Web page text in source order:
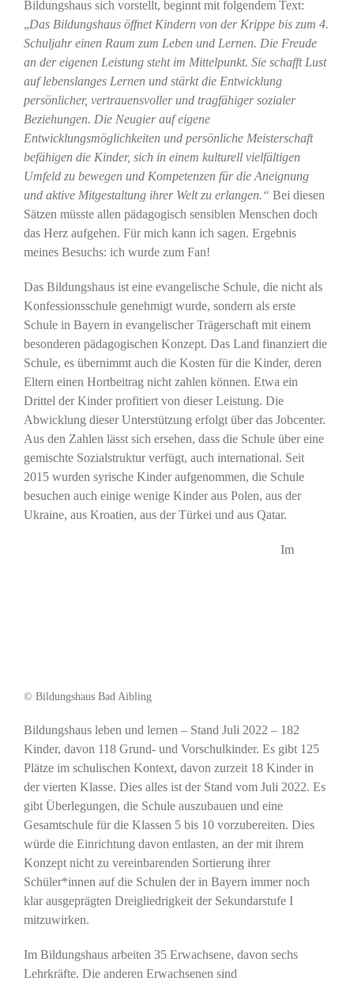
Bildungshaus sich vorstellt, beginnt mit folgendem Text:
„Das Bildungshaus öffnet Kindern von der Krippe bis zum 4.
Schuljahr einen Raum zum Leben und Lernen. Die Freude
an der eigenen Leistung steht im Mittelpunkt. Sie schafft Lust
auf lebenslanges Lernen und stärkt die Entwicklung
persönlicher, vertrauensvoller und tragfähiger sozialer
Beziehungen. Die Neugier auf eigene
Entwicklungsmöglichkeiten und persönliche Meisterschaft
befähigen die Kinder, sich in einem kulturell vielfältigen
Umfeld zu bewegen und Kompetenzen für die Aneignung
und aktive Mitgestaltung ihrer Welt zu erlangen.“ Bei diesen
Sätzen müsste allen pädagogisch sensiblen Menschen doch
das Herz aufgehen. Für mich kann ich sagen. Ergebnis
meines Besuchs: ich wurde zum Fan!
Das Bildungshaus ist eine evangelische Schule, die nicht als
Konfessionsschule genehmigt wurde, sondern als erste
Schule in Bayern in evangelischer Trägerschaft mit einem
besonderen pädagogischen Konzept. Das Land finanziert die
Schule, es übernimmt auch die Kosten für die Kinder, deren
Eltern einen Hortbeitrag nicht zahlen können. Etwa ein
Drittel der Kinder profitiert von dieser Leistung. Die
Abwicklung dieser Unterstützung erfolgt über das Jobcenter.
Aus den Zahlen lässt sich ersehen, dass die Schule über eine
gemischte Sozialstruktur verfügt, auch international. Seit
2015 wurden syrische Kinder aufgenommen, die Schule
besuchen auch einige wenige Kinder aus Polen, aus der
Ukraine, aus Kroatien, aus der Türkei und aus Qatar.
© Bildungshaus Bad Aibling
Im
Bildungshaus leben und lernen – Stand Juli 2022 – 182
Kinder, davon 118 Grund- und Vorschulkinder. Es gibt 125
Plätze im schulischen Kontext, davon zurzeit 18 Kinder in
der vierten Klasse. Dies alles ist der Stand vom Juli 2022. Es
gibt Überlegungen, die Schule auszubauen und eine
Gesamtschule für die Klassen 5 bis 10 vorzubereiten. Dies
würde die Einrichtung davon entlasten, an der mit ihrem
Konzept nicht zu vereinbarenden Sortierung ihrer
Schüler*innen auf die Schulen der in Bayern immer noch
klar ausgeprägten Dreigliedrigkeit der Sekundarstufe I
mitzuwirken.
Im Bildungshaus arbeiten 35 Erwachsene, davon sechs
Lehrkräfte. Die anderen Erwachsenen sind